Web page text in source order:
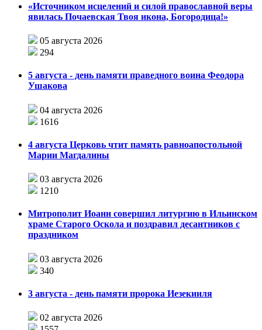
«Источником исцелений и силой православной веры
явилась Почаевская Твоя икона, Богородица!»
05 августа 2026
294
5 августа - день памяти праведного воина Феодора
Ушакова
04 августа 2026
1616
4 августа Церковь чтит память равноапостольной
Марии Магдалины
03 августа 2026
1210
Митрополит Иоанн совершил литургию в Ильинском
храме Старого Оскола и поздравил десантников с
праздником
03 августа 2026
340
3 августа - день памяти пророка Иезекииля
02 августа 2026